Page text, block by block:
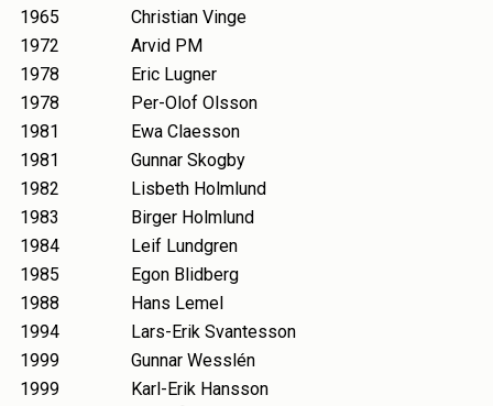
1965
Christian Vinge
1972
Arvid PM
1978
Eric Lugner
1978
Per-Olof Olsson
1981
Ewa Claesson
1981
Gunnar Skogby
1982
Lisbeth Holmlund
1983
Birger Holmlund
1984
Leif Lundgren
1985
Egon Blidberg
1988
Hans Lemel
1994
Lars-Erik Svantesson
1999
Gunnar Wesslén
1999
Karl-Erik Hansson